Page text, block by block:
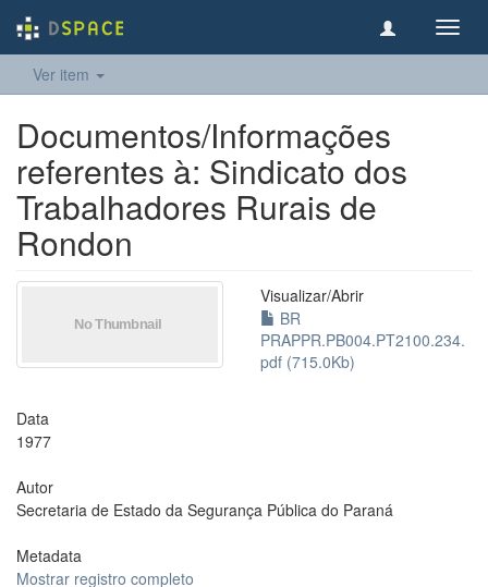
Ver item
Documentos/Informações
referentes à: Sindicato dos
Trabalhadores Rurais de
Rondon
Visualizar/Abrir
BR
PRAPPR.PB004.PT2100.234.
pdf (715.0Kb)
Data
1977
Autor
Secretaria de Estado da Segurança Pública do Paraná
Metadata
Mostrar registro completo